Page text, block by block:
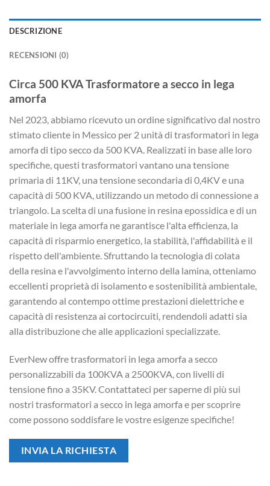
DESCRIZIONE
RECENSIONI (0)
Circa 500 KVA Trasformatore a secco in lega
amorfa
Nel 2023, abbiamo ricevuto un ordine significativo dal nostro
stimato cliente in Messico per 2 unità di trasformatori in lega
amorfa di tipo secco da 500 KVA. Realizzati in base alle loro
specifiche, questi trasformatori vantano una tensione
primaria di 11KV, una tensione secondaria di 0,4KV e una
capacità di 500 KVA, utilizzando un metodo di connessione a
triangolo. La scelta di una fusione in resina epossidica e di un
materiale in lega amorfa ne garantisce l'alta efficienza, la
capacità di risparmio energetico, la stabilità, l'affidabilità e il
rispetto dell'ambiente. Sfruttando la tecnologia di colata
della resina e l'avvolgimento interno della lamina, otteniamo
eccellenti proprietà di isolamento e sostenibilità ambientale,
garantendo al contempo ottime prestazioni dielettriche e
capacità di resistenza ai cortocircuiti, rendendoli adatti sia
alla distribuzione che alle applicazioni specializzate.
EverNew offre trasformatori in lega amorfa a secco
personalizzabili da 100KVA a 2500KVA, con livelli di
tensione fino a 35KV. Contattateci per saperne di più sui
nostri trasformatori a secco in lega amorfa e per scoprire
come possono soddisfare le vostre esigenze specifiche!
INVIA LA RICHIESTA